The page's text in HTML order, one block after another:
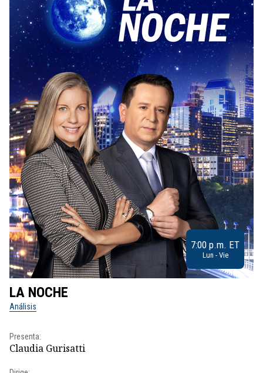
7:00 p.m. ET
Lun - Vie
LA NOCHE
Análisis
Presenta:
Claudia Gurisatti